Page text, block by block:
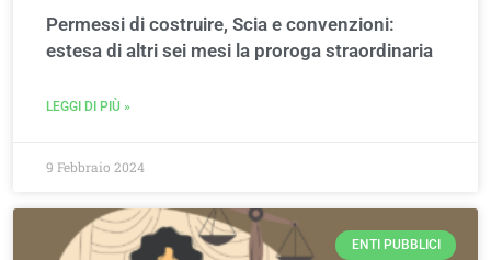
Permessi di costruire, Scia e convenzioni:
estesa di altri sei mesi la proroga straordinaria
LEGGI DI PIÙ »
9 Febbraio 2024
ENTI PUBBLICI